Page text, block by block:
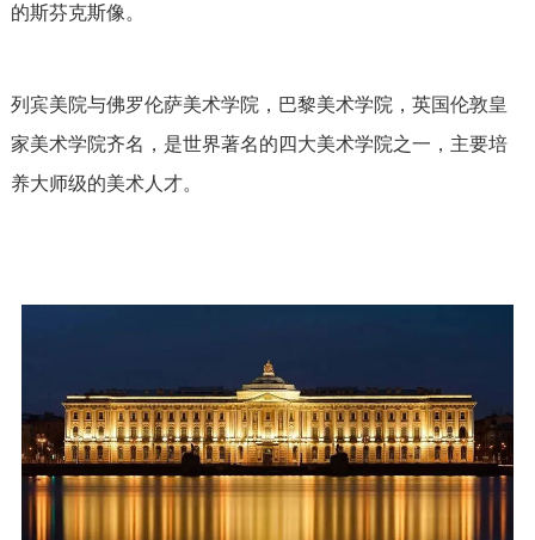
的斯芬克斯像。
列宾美院与佛罗伦萨美术学院，巴黎美术学院，英国伦敦皇
家美术学院齐名，是世界著名的四大美术学院之一，主要培
养大师级的美术人才。